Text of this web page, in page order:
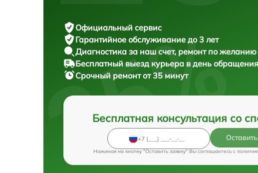
Официальный сервис
Гарантийное обслуживание до 3 лет
Диагностика за наш счет, ремонт по желанию
Бесплатный выезд курьера в день обращения
Срочный ремонтот 35 минут
Бесплатная консультация со
Нажимая на кнопку "Оставить заявку" Вы соглашаетесь c